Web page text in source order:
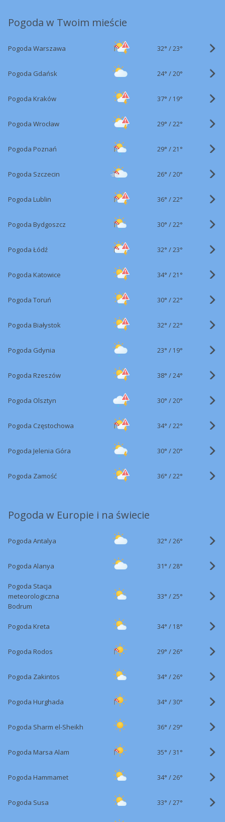
Pogoda w Twoim mieście
Pogoda Warszawa 32° /23°
Pogoda Gdańsk 24° /20°
Pogoda Kraków 37° / 19°
Pogoda Wrocław 29° /22°
Pogoda Poznań 29° /21°
Pogoda Szczecin 26° /20°
Pogoda Lublin 36° /22°
Pogoda Bydgoszcz 30° /22°
Pogoda Łódź 32° /23°
Pogoda Katowice 34° /21°
Pogoda Toruń 30° /22°
Pogoda Białystok 32° /22°
Pogoda Gdynia 23° / 19°
Pogoda Rzeszów 38° /24°
Pogoda Olsztyn 30° /20°
Pogoda Częstochowa 34° /22°
Pogoda Jelenia Góra 30° /20°
Pogoda Zamość 36° /22°
Pogoda w Europie i na świecie
Pogoda Antalya 32° /26°
Pogoda Alanya 31° /28°
Pogoda Stacja
meteorologiczna
Bodrum
33° /25°
Pogoda Kreta 34° / 18°
Pogoda Rodos 29° /26°
Pogoda Zakintos 34° /26°
Pogoda Hurghada 34° /30°
Pogoda Sharm el-Sheikh 36° /29°
Pogoda Marsa Alam 35° /31°
Pogoda Hammamet 34° /26°
Pogoda Susa 33° /27°